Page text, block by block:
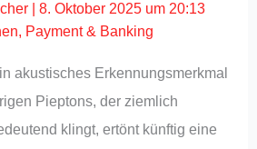
|8. Oktober 2025 um 20:13
, Payment & Banking
akustisches Erkennungsmerkmal
Pieptons, der ziemlich
klingt, ertönt künftig eine